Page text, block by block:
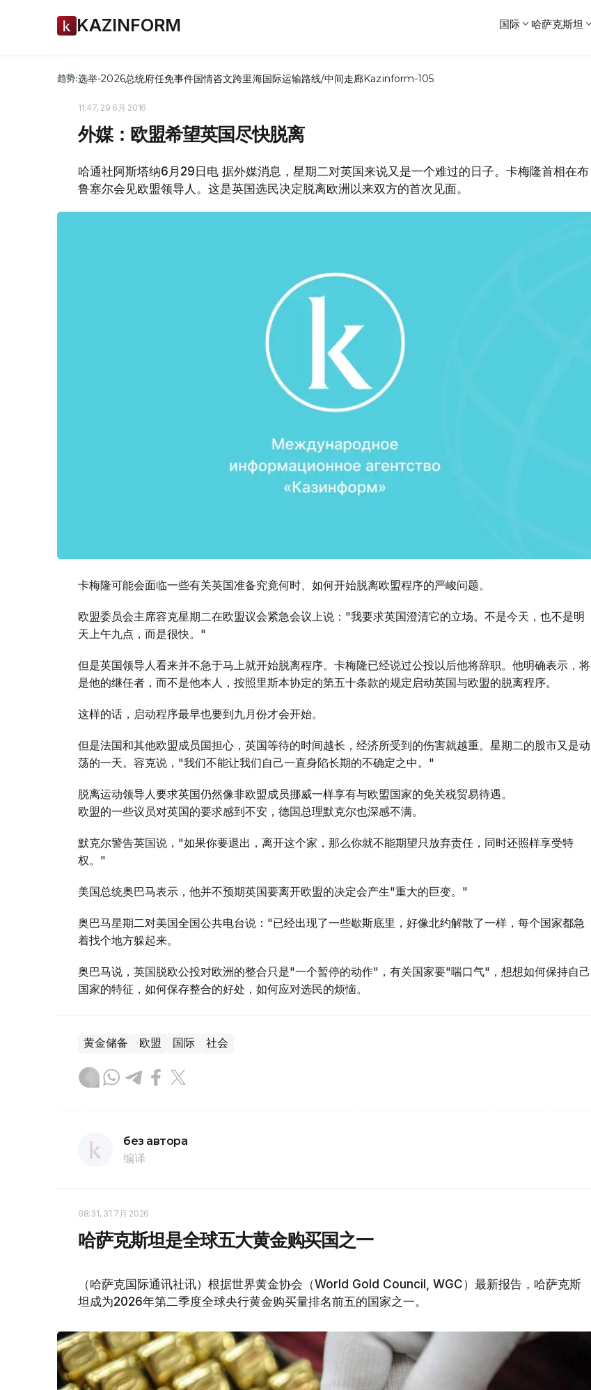
KAZINFORM 国际 哈萨克斯坦
趋势:选举-2026总统府任免事件国情咨文跨里海国际运输路线/中间走廊Kazinform-105
11:47, 29 6月 2016
外媒：欧盟希望英国尽快脱离
哈通社阿斯塔纳6月29日电 据外媒消息，星期二对英国来说又是一个难过的日子。卡梅隆首相在布
鲁塞尔会见欧盟领导人。这是英国选民决定脱离欧洲以来双方的首次见面。
卡梅隆可能会面临一些有关英国准备究竟何时、如何开始脱离欧盟程序的严峻问题。
欧盟委员会主席容克星期二在欧盟议会紧急会议上说："我要求英国澄清它的立场。不是今天，也不是明
天上午九点，而是很快。"
但是英国领导人看来并不急于马上就开始脱离程序。卡梅隆已经说过公投以后他将辞职。他明确表示，将
是他的继任者，而不是他本人，按照里斯本协定的第五十条款的规定启动英国与欧盟的脱离程序。
这样的话，启动程序最早也要到九月份才会开始。
但是法国和其他欧盟成员国担心，英国等待的时间越长，经济所受到的伤害就越重。星期二的股市又是动
荡的一天。容克说，"我们不能让我们自己一直身陷长期的不确定之中。"
脱离运动领导人要求英国仍然像非欧盟成员挪威一样享有与欧盟国家的免关税贸易待遇。
欧盟的一些议员对英国的要求感到不安，德国总理默克尔也深感不满。
默克尔警告英国说，"如果你要退出，离开这个家，那么你就不能期望只放弃责任，同时还照样享受特
权。"
美国总统奥巴马表示，他并不预期英国要离开欧盟的决定会产生"重大的巨变。"
奥巴马星期二对美国全国公共电台说："已经出现了一些歇斯底里，好像北约解散了一样，每个国家都急
着找个地方躲起来。
奥巴马说，英国脱欧公投对欧洲的整合只是"一个暂停的动作"，有关国家要"喘口气"，想想如何保持自己
国家的特征，如何保存整合的好处，如何应对选民的烦恼。
黄金储备 欧盟 国际 社会
без автора
编译
08:31, 31 7月 2026
哈萨克斯坦是全球五大黄金购买国之一
（哈萨克国际通讯社讯）根据世界黄金协会（World Gold Council, WGC）最新报告，哈萨克斯
坦成为2026年第二季度全球央行黄金购买量排名前五的国家之一。